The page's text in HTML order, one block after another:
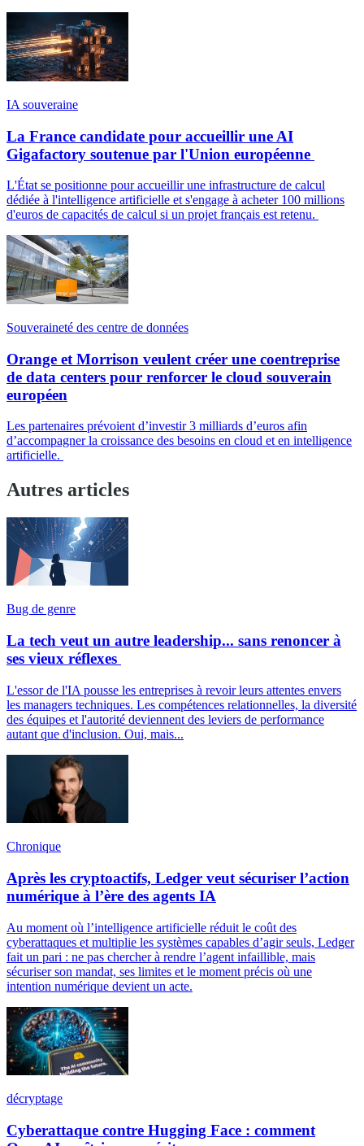
IA souveraine
La France candidate pour accueillir une AI
Gigafactory soutenue par l'Union européenne
L'État se positionne pour accueillir une infrastructure de calcul
dédiée à l'intelligence artificielle et s'engage à acheter 100 millions
d'euros de capacités de calcul si un projet français est retenu.
Souveraineté des centre de données
Orange et Morrison veulent créer une coentreprise
de data centers pour renforcer le cloud souverain
européen
Les partenaires prévoient d’investir 3 milliards d’euros afin
d’accompagner la croissance des besoins en cloud et en intelligence
artificielle.
Autres articles
Bug de genre
La tech veut un autre leadership... sans renoncer à
ses vieux réflexes
L'essor de l'IA pousse les entreprises à revoir leurs attentes envers
les managers techniques. Les compétences relationnelles, la diversité
des équipes et l'autorité deviennent des leviers de performance
autant que d'inclusion. Oui, mais...
Chronique
Après les cryptoactifs, Ledger veut sécuriser l’action
numérique à l’ère des agents IA
Au moment où l’intelligence artificielle réduit le coût des
cyberattaques et multiplie les systèmes capables d’agir seuls, Ledger
fait un pari : ne pas chercher à rendre l’agent infaillible, mais
sécuriser son mandat, ses limites et le moment précis où une
intention numérique devient un acte.
décryptage
Cyberattaque contre Hugging Face : comment